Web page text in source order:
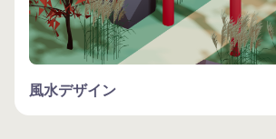
風水デザイン